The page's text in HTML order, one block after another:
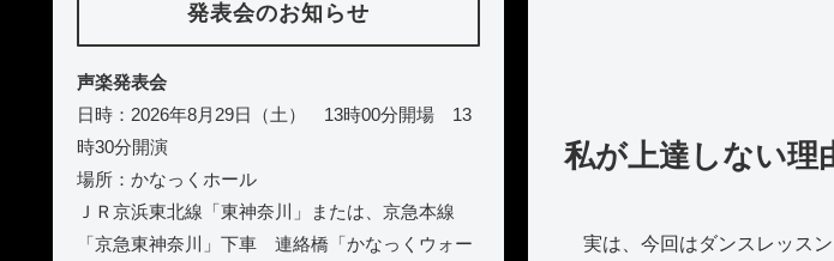
私が上達しない理
実は、今回はダンスレッス
発表会のお知らせ
声楽発表会
日時：2026年8月29日（土） 13時00分開場 13
時30分開演
場所：かなっくホール
ＪＲ京浜東北線「東神奈川」または、京急本線
「京急東神奈川」下車 連絡橋「かなっくウォー